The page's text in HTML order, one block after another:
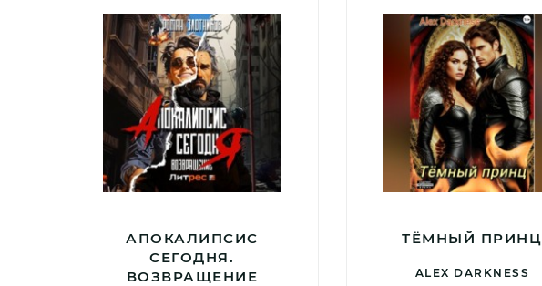
АПОКАЛИПСИС
СЕГОДНЯ.
ВОЗВРАЩЕНИЕ
ТЁМНЫЙ ПРИНЦ
ALEX DARKNESS